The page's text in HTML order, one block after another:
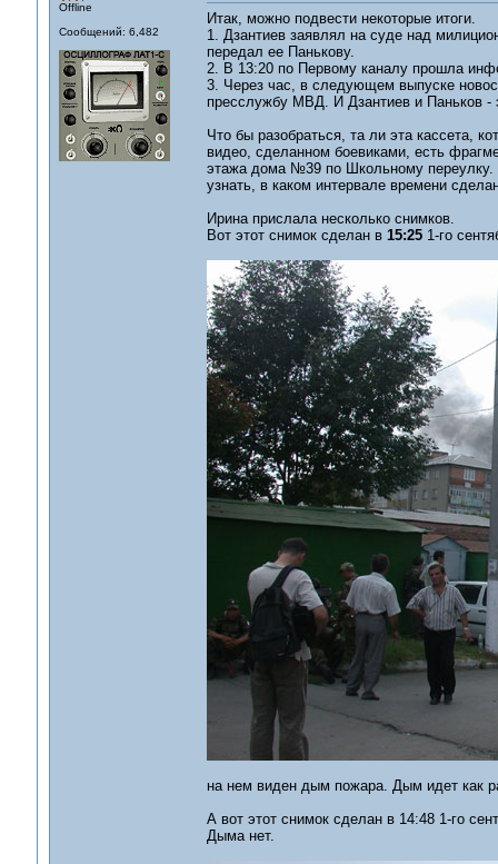
Offline
Сообщений: 6,482
Итак, можно подвести некоторые итоги.
1. Дзантиев заявлял на суде над
передал ее Панькову.
2. В 13:20 по Первому каналу прошла
3. Через час, в следующем выпуске
пресслужбу МВД. И Дзантиев и Паньков
Что бы разобраться, та ли эта кассета,
видео, сделанном боевиками, есть
этажа дома №39 по Школьному переулку.
узнать, в каком интервале времени
Ирина прислала несколько снимков.
Вот этот снимок сделан в 15:251-го
на нем виден дым пожара. Дым идет как
А вот этот снимок сделан в 14:48 1-го
Дыма нет.